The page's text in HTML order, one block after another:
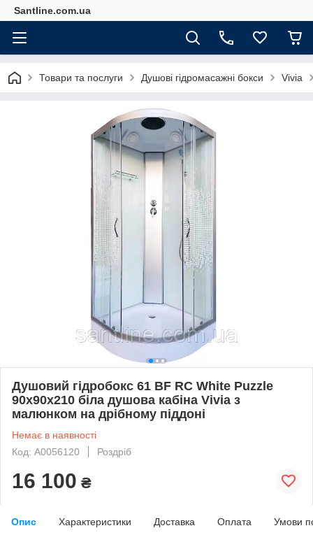
Santline.com.ua
Товари та послуги Душові гідромасажні бокси Vivia
Душовий гідробокс 61 BF RC White Puzzle
90х90х210 біла душова кабіна Vivia з
малюнком на дрібному піддоні
Немає в наявності
Код: А0056120
Роздріб
16 100 ₴
Опис Характеристики Доставка Оплата Умови